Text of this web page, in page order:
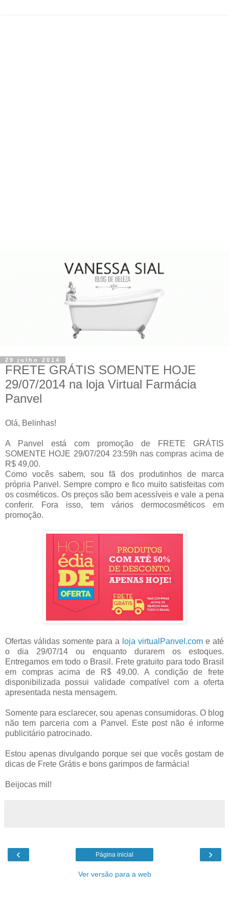
29 julho 2014
FRETE GRÁTIS SOMENTE HOJE
29/07/2014 na loja Virtual Farmácia
Panvel
Olá, Belinhas!
A Panvel está com promoção de FRETE GRÁTIS
SOMENTE HOJE 29/07/204 23:59h nas compras acima de
R$ 49,00.
Como vocês sabem, sou fã dos produtinhos de marca
própria Panvel. Sempre compro e fico muito satisfeitas com
os cosméticos. Os preços são bem acessíveis e vale a pena
conferir. Fora isso, tem vários dermocosméticos em
promoção.
Ofertas válidas somente para a loja virtualPanvel.com e até
o dia 29/07/14 ou enquanto durarem os estoques.
Entregamos em todo o Brasil. Frete gratuito para todo Brasil
em compras acima de R$ 49,00. A condição de frete
disponibilizada possui validade compatível com a oferta
apresentada nesta mensagem.
Somente para esclarecer, sou apenas consumidoras. O blog
não tem parceria com a Panvel. Este post não é informe
publicitário patrocinado.
Estou apenas divulgando porque sei que vocês gostam de
dicas de Frete Grátis e bons garimpos de farmácia!
Beijocas mil!
‹ ›
Página inicial
Ver versão para a web